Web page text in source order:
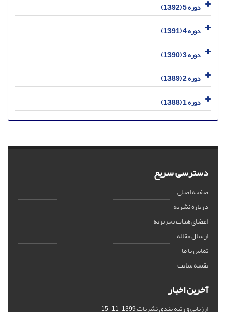
دوره 5 (1392)
دوره 4 (1391)
دوره 3 (1390)
دوره 2 (1389)
دوره 1 (1388)
دسترسی سریع
صفحه اصلی
درباره نشریه
اعضای هیات تحریریه
ارسال مقاله
تماس با ما
نقشه سایت
آخرین اخبار
ارزیابی و رتبه بندی نشریات1399-11-15